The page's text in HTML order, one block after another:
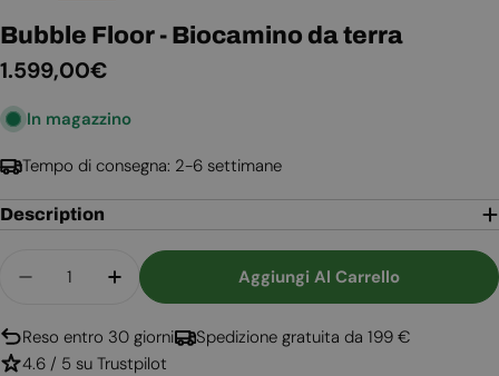
Bubble Floor - Biocamino da terra
Prezzo
1.599,00€
In magazzino
Tempo di consegna: 2-6 settimane
Description
Diminuisci La Quantità Per Bubble Floor -
Aumenta La Quantità Per Bubble Floor
Aggiungi Al Carrello
Reso entro 30 giorni
Spedizione gratuita da 199 €
4.6 / 5 su Trustpilot